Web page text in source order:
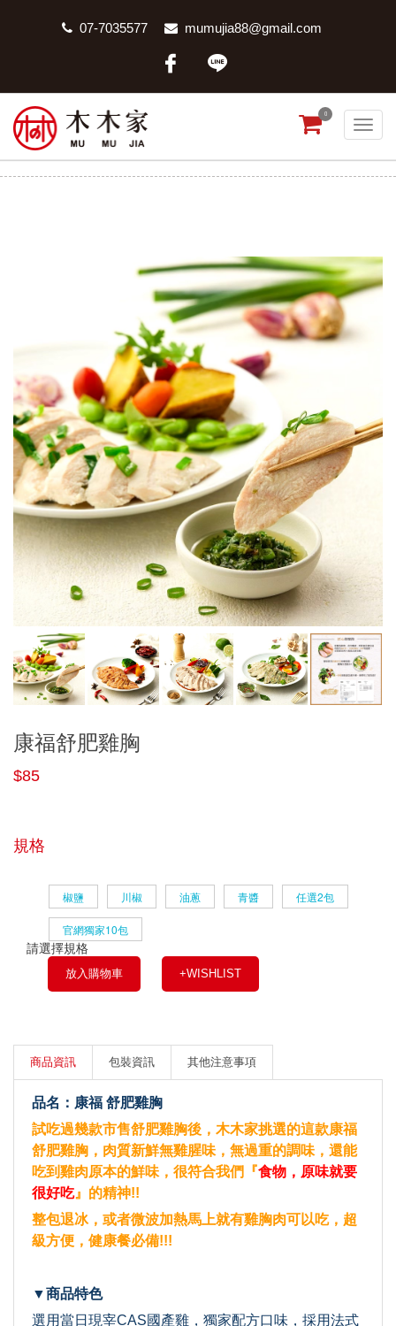
07-7035577 mumujia88@gmail.com
0
康福舒肥雞胸 康福舒肥雞胸
康福舒肥雞胸
$85
規格
椒鹽 川椒 油蔥 青醬 任選2包
官網獨家10包
請選擇規格
放入購物車 +WISHLIST
商品資訊 包裝資訊 其他注意事項
品名：康福 舒肥雞胸
試吃過幾款市售舒肥雞胸後，木木家挑選的這款康福
舒肥雞胸，肉質新鮮無雞腥味，無過重的調味，還能
吃到雞肉原本的鮮味，很符合我們『食物，原味就要
很好吃』的精神!!
整包退冰，或者微波加熱馬上就有雞胸肉可以吃，超
級方便，健康餐必備!!!
▼商品特色
選用當日現宰CAS國產雞，獨家配方口味，採用法式